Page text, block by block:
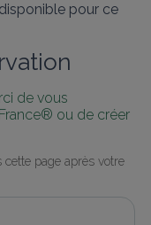
pour ce
de vous
ou de créer
page après votre